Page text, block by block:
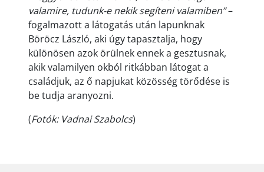
valamire, tudunk-e nekik segíteni valamiben”–
fogalmazott a látogatás után lapunknak
Böröcz László, aki úgy tapasztalja, hogy
különösen azok örülnek ennek a gesztusnak,
akik valamilyen okból ritkábban látogat a
családjuk, az ő napjukat közösség törődése is
be tudja aranyozni.
(Fotók: Vadnai Szabolcs)